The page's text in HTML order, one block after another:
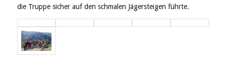
die Truppe sicher auf den schmalen Jägersteigen führte.